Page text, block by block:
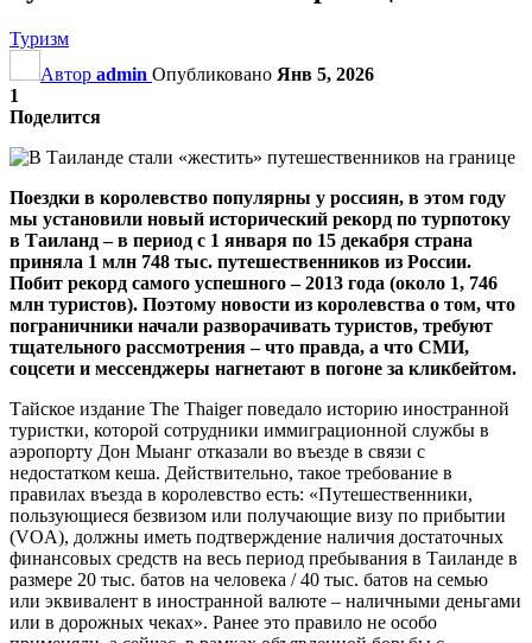
Туризм
Автор admin Опубликовано Янв 5, 2026
1
Поделится
Поездки в королевство популярны у россиян, в этом году
мы установили новый исторический рекорд по турпотоку
в Таиланд – в период с 1 января по 15 декабря страна
приняла 1 млн 748 тыс. путешественников из России.
Побит рекорд самого успешного – 2013 года (около 1, 746
млн туристов). Поэтому новости из королевства о том, что
пограничники начали разворачивать туристов, требуют
тщательного рассмотрения – что правда, а что СМИ,
соцсети и мессенджеры нагнетают в погоне за кликбейтом.
Тайское издание The Thaiger поведало историю иностранной
туристки, которой сотрудники иммиграционной службы в
аэропорту Дон Мыанг отказали во въезде в связи с
недостатком кеша. Действительно, такое требование в
правилах въезда в королевство есть: «Путешественники,
пользующиеся безвизом или получающие визу по прибытии
(VOA), должны иметь подтверждение наличия достаточных
финансовых средств на весь период пребывания в Таиланде в
размере 20 тыс. батов на человека / 40 тыс. батов на семью
или эквивалент в иностранной валюте – наличными деньгами
или в дорожных чеках». Ранее это правило не особо